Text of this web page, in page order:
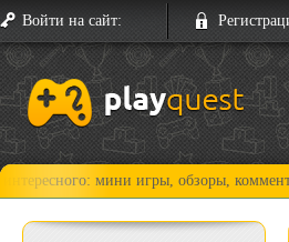
Войти на сайт:
мини игры, обзоры, комментарии,